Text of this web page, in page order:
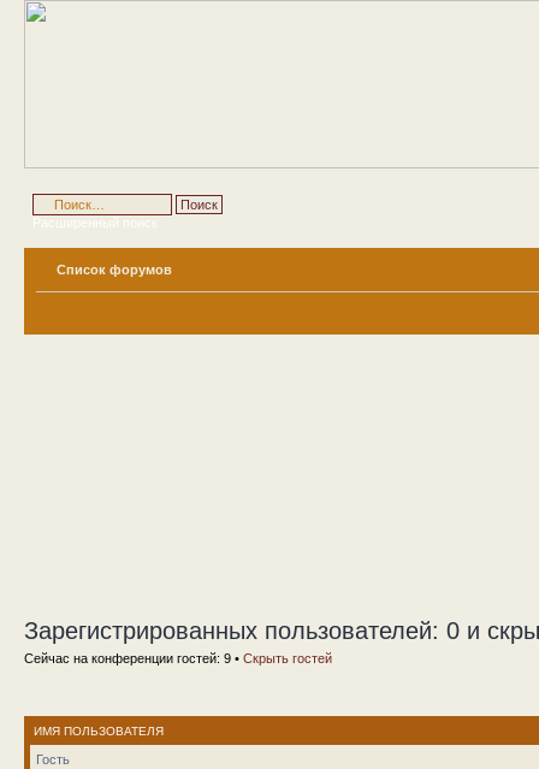
Расширенный поиск
Список форумов
Зарегистрированных пользователей: 0 и
Сейчас на конференции гостей: 9 • Скрыть гостей
ИМЯ ПОЛЬЗОВАТЕЛЯ
Гость